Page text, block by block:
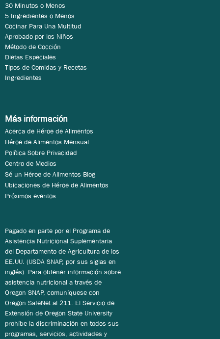
30 Minutos o Menos
5 Ingredientes o Menos
Cocinar Para Una Multitud
Aprobado por los Niños
Método de Cocción
Dietas Especiales
Tipos de Comidas y Recetas
Ingredientes
Más información
Acerca de Héroe de Alimentos
Héroe de Alimentos Mensual
Política Sobre Privacidad
Centro de Medios
Sé un Héroe de Alimentos Blog
Ubicaciones de Héroe de Alimentos
Próximos eventos
Pagado en parte por el Programa de
Asistencia Nutricional Suplementaria
del Departamento de Agricultura de los
EE.UU. (USDA SNAP, por sus siglas en
inglés). Para obtener información sobre
asistencia nutricional a través de
Oregon SNAP, comuníquese con
Oregon SafeNet al 211. El Servicio de
Extensión de Oregon State University
prohíbe la discriminación en todos sus
programas, servicios, actividades y